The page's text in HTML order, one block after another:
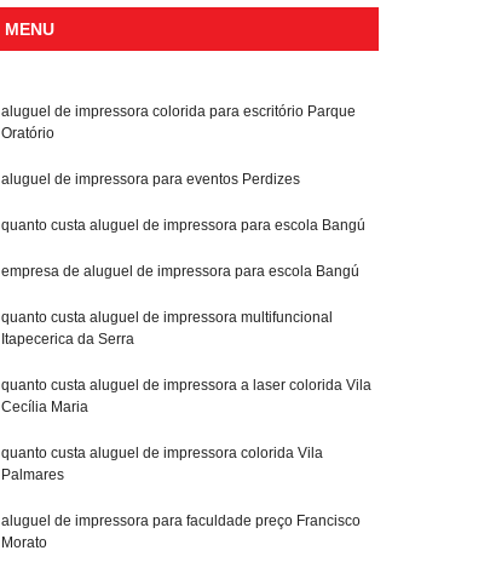
MENU
aluguel de impressora colorida para escritório Parque
Oratório
aluguel de impressora para eventos Perdizes
quanto custa aluguel de impressora para escola Bangú
empresa de aluguel de impressora para escola Bangú
quanto custa aluguel de impressora multifuncional
Itapecerica da Serra
quanto custa aluguel de impressora a laser colorida Vila
Cecília Maria
quanto custa aluguel de impressora colorida Vila
Palmares
aluguel de impressora para faculdade preço Francisco
Morato